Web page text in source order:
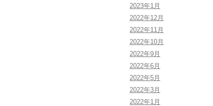
2023年1月
2022年12月
2022年11月
2022年10月
2022年9月
2022年6月
2022年5月
2022年3月
2022年1月